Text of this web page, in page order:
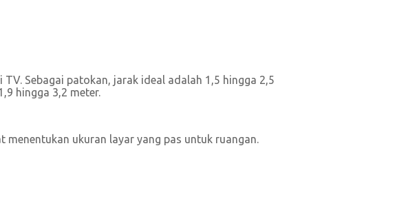
Sebagai patokan, jarak ideal adalah 1,5 hingga 2,5
hingga 3,2 meter.
ukuran layar yang pas untuk ruangan.